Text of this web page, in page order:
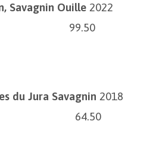
Savagnin Ouille 2022
du Jura Savagnin 2018